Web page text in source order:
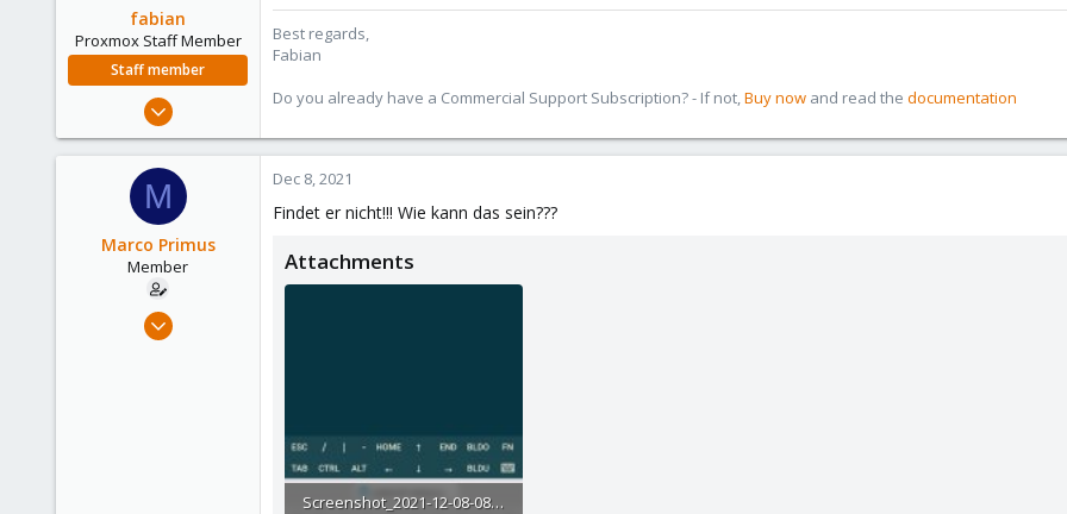
fabian
Proxmox Staff Member
Staff member
3,983
Best regards,
Fabian
Do you already have a Commercial Support Subscription? - If not,Buy now and read the documentation
M
Marco Primus
Member
Dec 17, 2018
Dec 8, 2021
Findet er nicht!!! Wie kann das sein???
Attachments
Screenshot_2021-12-08-08-09-26-148_com.sonelli.juicessh.jpg